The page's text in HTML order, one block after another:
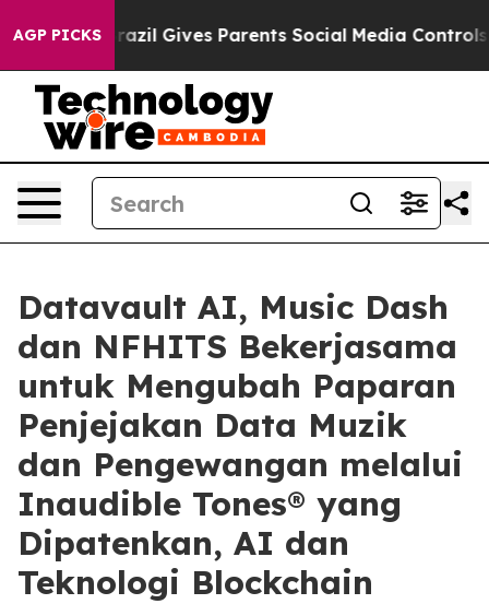
AGP PICKS
Brazil Gives Parents Social Media Controls for Their
Datavault AI, Music Dash
dan NFHITS Bekerjasama
untuk Mengubah Paparan
Penjejakan Data Muzik
dan Pengewangan melalui
Inaudible Tones® yang
Dipatenkan, AI dan
Teknologi Blockchain